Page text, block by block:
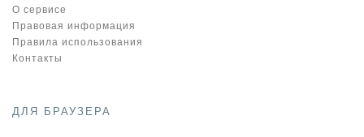
О сервисе
Правовая информация
Правила использования
Контакты
ДЛЯ БРАУЗЕРА